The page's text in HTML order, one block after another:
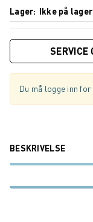
Lager
Ikke på
SERVICE
Du må logge inn
BESKRIVELSE